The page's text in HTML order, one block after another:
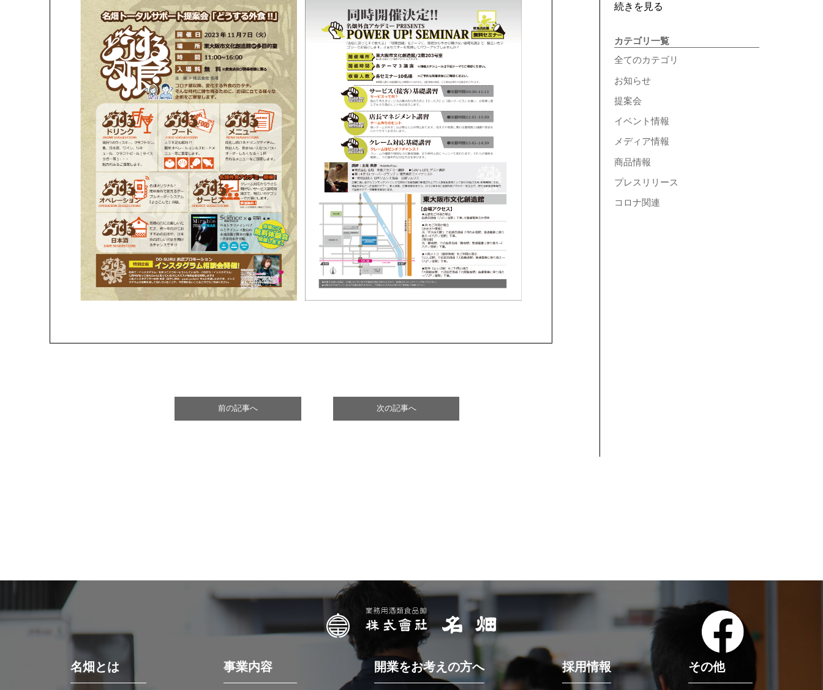
前の記事へ 次の記事へ
続きを見る
カテゴリ一覧
全てのカテゴリ
お知らせ
提案会
イベント情報
メディア情報
商品情報
プレスリリース
コロナ関連
名畑とは 事業内容 開業をお考えの方へ 採用情報 その他